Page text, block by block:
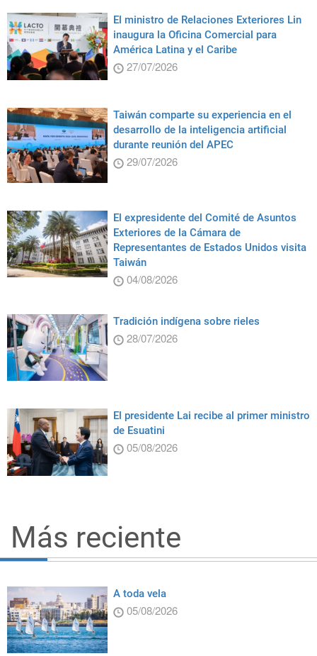
El ministro de Relaciones Exteriores Lin
inaugura la Oficina Comercial para
América Latina y el Caribe
27/07/2026
Taiwán comparte su experiencia en el
desarrollo de la inteligencia artificial
durante reunión del APEC
29/07/2026
El expresidente del Comité de Asuntos
Exteriores de la Cámara de
Representantes de Estados Unidos visita
Taiwán
04/08/2026
Tradición indígena sobre rieles
28/07/2026
El presidente Lai recibe al primer ministro
de Esuatini
05/08/2026
Más reciente
A toda vela
05/08/2026